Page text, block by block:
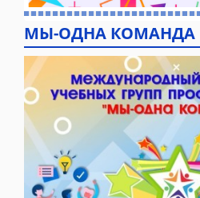
МЫ-ОДНА КОМАНДА